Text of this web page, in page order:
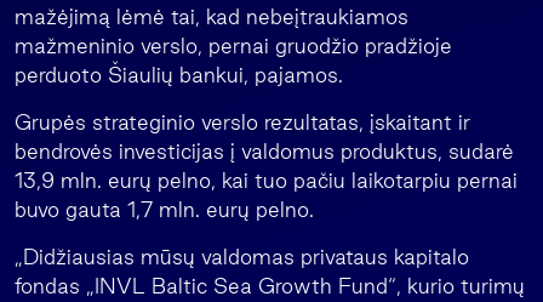
mažėjimą lėmė tai, kad nebeįtraukiamos
mažmeninio verslo, pernai gruodžio pradžioje
perduoto Šiaulių bankui, pajamos.
Grupės strateginio verslo rezultatas, įskaitant ir
bendrovės investicijas į valdomus produktus, sudarė
13,9 mln. eurų pelno, kai tuo pačiu laikotarpiu pernai
buvo gauta 1,7 mln. eurų pelno.
„Didžiausias mūsų valdomas privataus kapitalo
fondas „INVL Baltic Sea Growth Fund“, kurio turimų